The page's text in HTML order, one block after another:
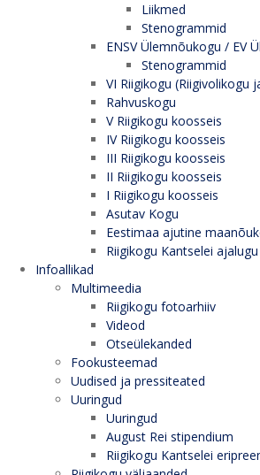
Liikmed
Stenogrammid
ENSV Ülemnõukogu / EV
Stenogrammid
VI Riigikogu (Riigivolikogu
Rahvuskogu
V Riigikogu koosseis
IV Riigikogu koosseis
III Riigikogu koosseis
II Riigikogu koosseis
I Riigikogu koosseis
Asutav Kogu
Eestimaa ajutine
Riigikogu Kantselei ajalugu
Infoallikad
Multimeedia
Riigikogu fotoarhiiv
Videod
Otseülekanded
Fookusteemad
Uudised ja pressiteated
Uuringud
Uuringud
August Rei stipendium
Riigikogu Kantselei